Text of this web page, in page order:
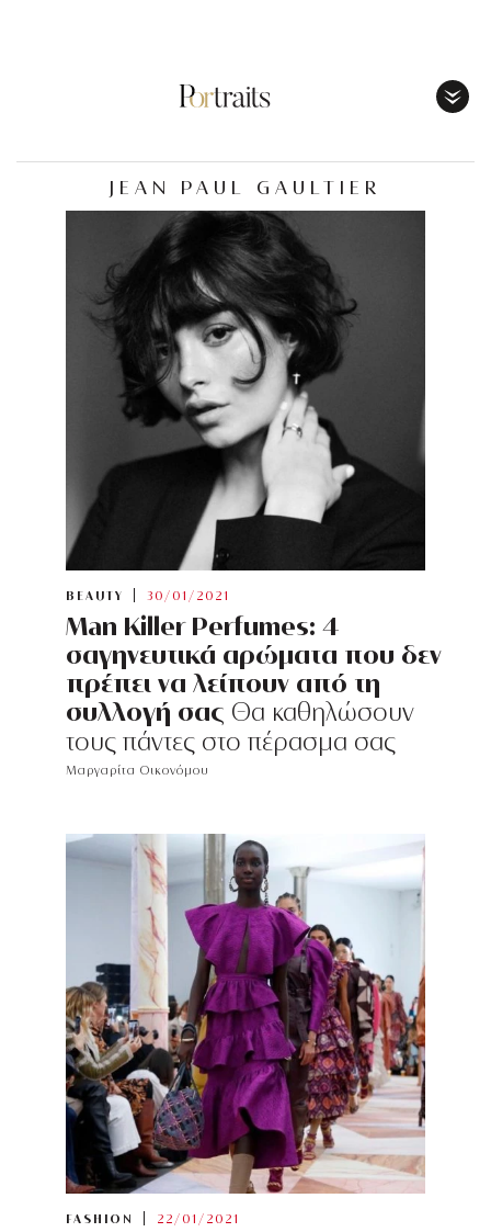
JEAN PAUL GAULTIER
BEAUTY 30/01/2021
Man Killer Perfumes: 4
σαγηνευτικά αρώματα που δεν
πρέπει να λείπουν από τη
συλλογή σας Θα καθηλώσουν
τους πάντες στο πέρασμα σας
Μαργαρίτα Οικονόμου
FASHION 22/01/2021